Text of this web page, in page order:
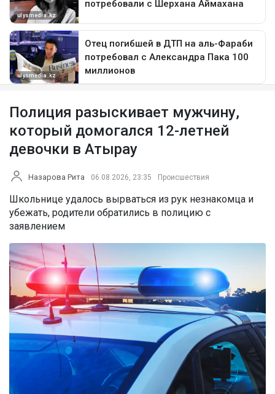
Полиция разыскивает мужчину,
который домогался 12-летней
девочки в Атырау
Назарова Рита 06.08.2026, 23:35 Происшествия
Школьнице удалось вырваться из рук незнакомца и
убежать, родители обратились в полицию с
заявлением